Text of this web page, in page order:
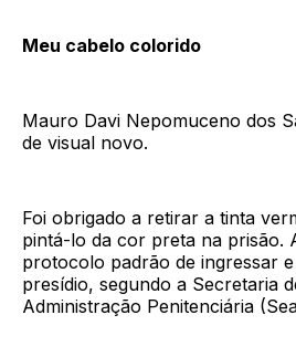
Meu cabelo colorido
Mauro Davi Nepomuceno dos
de visual novo.
Foi obrigado a retirar a tinta
pintá-lo da cor preta na prisão.
protocolo padrão de ingressar
presídio, segundo a Secretaria
Administração Penitenciária